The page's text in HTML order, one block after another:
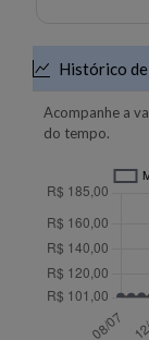
Histórico
Acompanhe a
do tempo.